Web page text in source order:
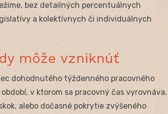
bez detailných percentuálnych
a kolektívnych či individuálnych
môže vzniknúť
dohodnutého týždenného pracovného
v ktorom sa pracovný čas vyrovnáva.
alebo dočasné pokrytie zvýšeného